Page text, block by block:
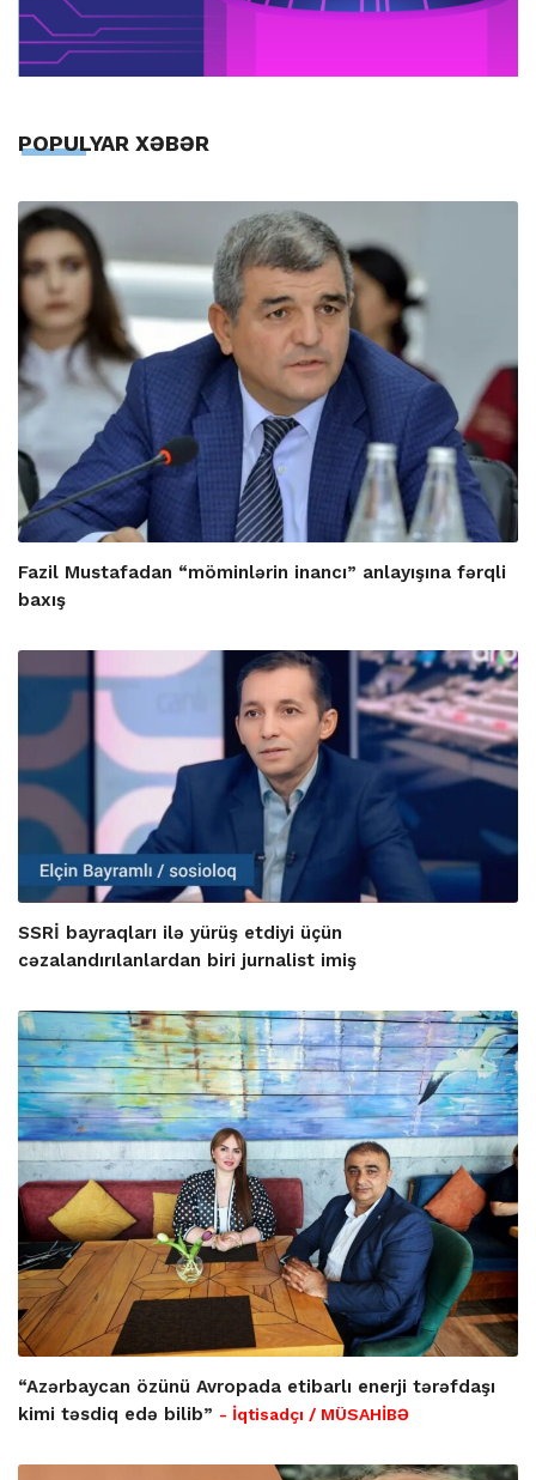
POPULYAR XƏBƏR
Fazil Mustafadan “möminlərin inancı” anlayışına fərqli
baxış
SSRİ bayraqları ilə yürüş etdiyi üçün
cəzalandırılanlardan biri jurnalist imiş
“Azərbaycan özünü Avropada etibarlı enerji tərəfdaşı
kimi təsdiq edə bilib” - İqtisadçı / MÜSAHİBƏ